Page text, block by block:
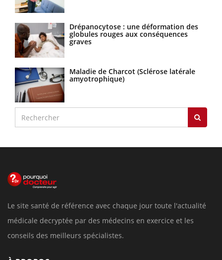
Drépanocytose : une déformation des
globules rouges aux conséquences
graves
Maladie de Charcot (Sclérose latérale
amyotrophique)
Le site santé de référence avec chaque jour toute l'actualité
médicale decryptée par des médecins en exercice et les
conseils des meilleurs spécialistes.